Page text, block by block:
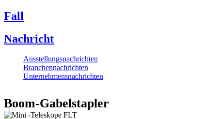
Fall
Nachricht
Ausstellungsnachrichten
Branchennachrichten
Unternehmensnachrichten
Boom-Gabelstapler